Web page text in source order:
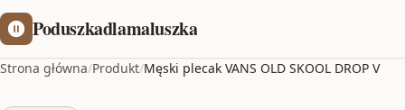
Poduszkadlamaluszka
Strona główna/Produkt/Męski plecak VANS OLD SKOOL DROP V